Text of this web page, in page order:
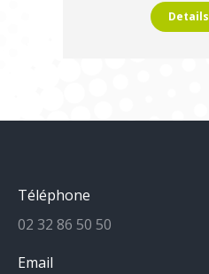
Details
Téléphone
02 32 86 50 50
Email